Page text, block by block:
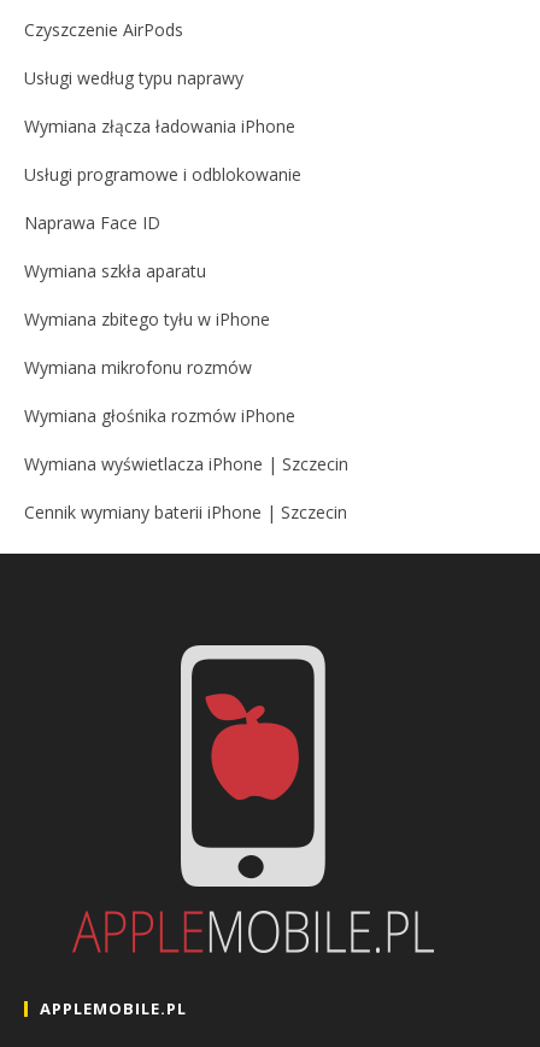
Czyszczenie AirPods
Usługi według typu naprawy
Wymiana złącza ładowania iPhone
Usługi programowe i odblokowanie
Naprawa Face ID
Wymiana szkła aparatu
Wymiana zbitego tyłu w iPhone
Wymiana mikrofonu rozmów
Wymiana głośnika rozmów iPhone
Wymiana wyświetlacza iPhone | Szczecin
Cennik wymiany baterii iPhone | Szczecin
APPLEMOBILE.PL